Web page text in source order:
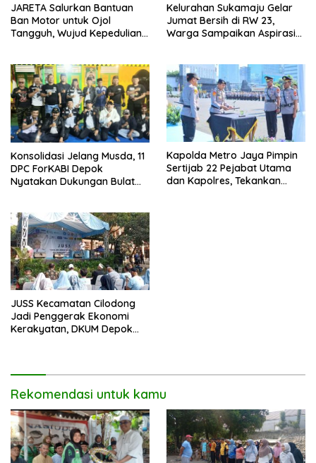
JARETA Salurkan Bantuan
Ban Motor untuk Ojol
Tangguh, Wujud Kepedulian
Kelurahan Sukamaju Gelar
Jumat Bersih di RW 23,
Warga Sampaikan Aspirasi
Konsolidasi Jelang Musda, 11
DPC ForKABI Depok
Nyatakan Dukungan Bulat
Kapolda Metro Jaya Pimpin
Sertijab 22 Pejabat Utama
dan Kapolres, Tekankan
JUSS Kecamatan Cilodong
Jadi Penggerak Ekonomi
Kerakyatan, DKUM Depok
Rekomendasi untuk kamu